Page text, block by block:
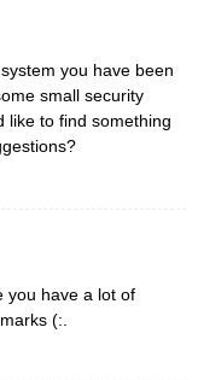
you have been
small security
like to find something
you have a lot of
(:.